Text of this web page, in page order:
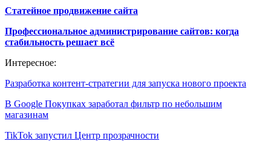
Статейное продвижение сайта
Профессиональное администрирование сайтов: когда
стабильность решает всё
Интересное:
Разработка контент-стратегии для запуска нового проекта
В Google Покупках заработал фильтр по небольшим
магазинам
TikTok запустил Центр прозрачности